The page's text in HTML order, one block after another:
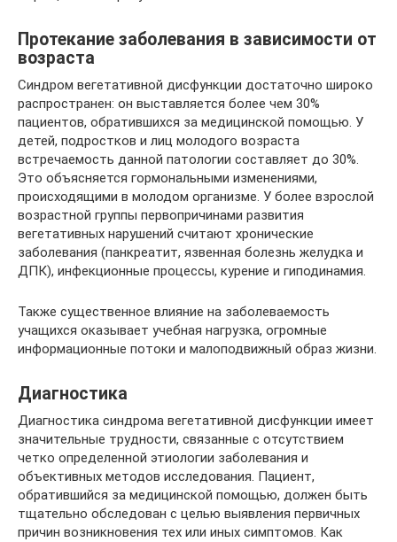
Протекание заболевания в зависимости от
возраста
Синдром вегетативной дисфункции достаточно широко
распространен: он выставляется более чем 30%
пациентов, обратившихся за медицинской помощью. У
детей, подростков и лиц молодого возраста
встречаемость данной патологии составляет до 30%.
Это объясняется гормональными изменениями,
происходящими в молодом организме. У более взрослой
возрастной группы первопричинами развития
вегетативных нарушений считают хронические
заболевания (панкреатит, язвенная болезнь желудка и
ДПК), инфекционные процессы, курение и гиподинамия.
Также существенное влияние на заболеваемость
учащихся оказывает учебная нагрузка, огромные
информационные потоки и малоподвижный образ жизни.
Диагностика
Диагностика синдрома вегетативной дисфункции имеет
значительные трудности, связанные с отсутствием
четко определенной этиологии заболевания и
объективных методов исследования. Пациент,
обратившийся за медицинской помощью, должен быть
тщательно обследован с целью выявления первичных
причин возникновения тех или иных симптомов. Как